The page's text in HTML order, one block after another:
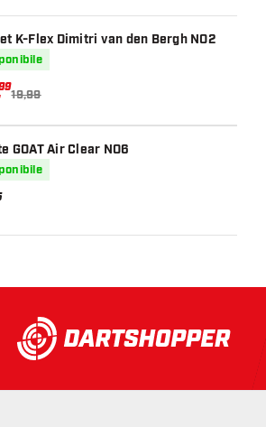
K-Flex Dimitri van den Bergh NO2
19,99
GOAT Air Clear NO6
Spedizione gratuitada € 75